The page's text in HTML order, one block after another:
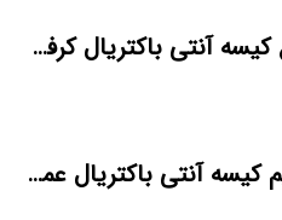
صادرات انواع کیسه آنتی باکتریال کرفس
فروش مستقیم کیسه آنتی باکتریال عمده